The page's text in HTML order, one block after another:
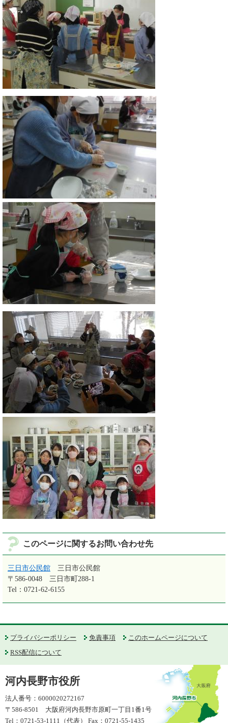
このページに関するお問い合わせ先
三日市公民館
三日市公民館
〒586-0048
三日市町288-1
Tel：0721-62-6155
プライバシーポリシー 免責事項
このホームページについて
RSS配信について
河内長野市役所
法人番号：6000020272167
〒586-8501 大阪府河内長野市原町一丁目1番1号
Tel：0721-53-1111（代表） Fax：0721-55-1435